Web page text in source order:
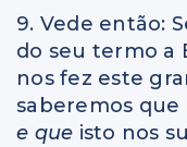
9. Vede então:
do seu termo a
nos fez este
saberemos que
e que isto nos